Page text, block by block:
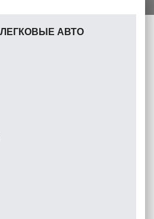
АВТО